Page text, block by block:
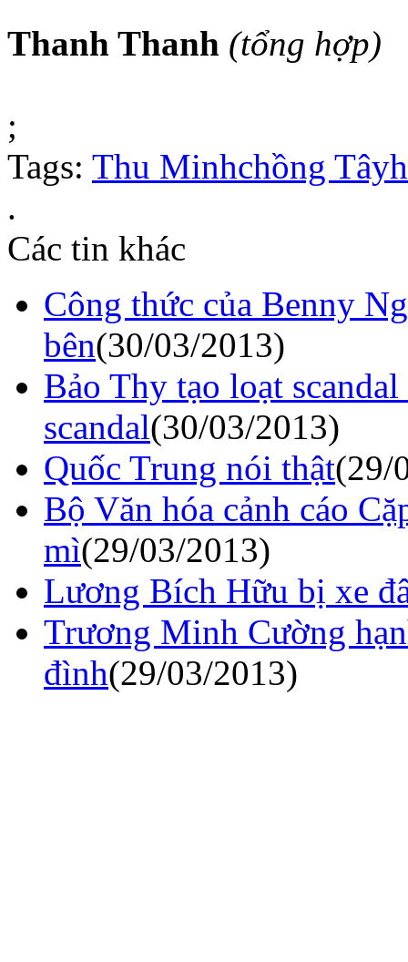
Thanh Thanh (tổng hợp)
;
Tags: Thu Minhchồng Tây
.
Các tin khác
Công thức của Benny
bên(30/03/2013)
Bảo Thy tạo loạt
scandal(30/03/2013)
Quốc Trung nói thật(29/
Bộ Văn hóa cảnh cáo
mì(29/03/2013)
Lương Bích Hữu bị xe
Trương Minh Cường
đình(29/03/2013)